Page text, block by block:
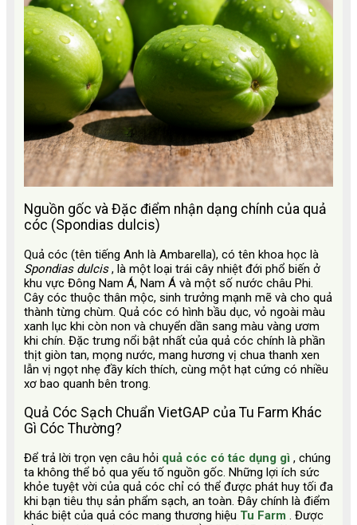
Nguồn gốc và Đặc điểm nhận dạng chính của quả
cóc (Spondias dulcis)
Quả cóc (tên tiếng Anh là Ambarella), có tên khoa học là
Spondias dulcis, là một loại trái cây nhiệt đới phổ biến ở
khu vực Đông Nam Á, Nam Á và một số nước châu Phi.
Cây cóc thuộc thân mộc, sinh trưởng mạnh mẽ và cho quả
thành từng chùm. Quả cóc có hình bầu dục, vỏ ngoài màu
xanh lục khi còn non và chuyển dần sang màu vàng ươm
khi chín. Đặc trưng nổi bật nhất của quả cóc chính là phần
thịt giòn tan, mọng nước, mang hương vị chua thanh xen
lẫn vị ngọt nhẹ đầy kích thích, cùng một hạt cứng có nhiều
xơ bao quanh bên trong.
Quả Cóc Sạch Chuẩn VietGAP của Tu Farm Khác
Gì Cóc Thường?
Để trả lời trọn vẹn câu hỏi quả cóc có tác dụng gì , chúng
ta không thể bỏ qua yếu tố nguồn gốc. Những lợi ích sức
khỏe tuyệt vời của quả cóc chỉ có thể được phát huy tối đa
khi bạn tiêu thụ sản phẩm sạch, an toàn. Đây chính là điểm
khác biệt của quả cóc mang thương hiệu Tu Farm
. Được